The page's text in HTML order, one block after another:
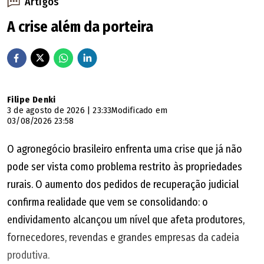
nós", completa.
A crise além da porteira
Filipe Denki
3 de agosto de 2026 | 23:33Modificado em
03/08/2026 23:58
O agronegócio brasileiro enfrenta uma crise que já não
pode ser vista como problema restrito às propriedades
rurais. O aumento dos pedidos de recuperação judicial
confirma realidade que vem se consolidando: o
endividamento alcançou um nível que afeta produtores,
fornecedores, revendas e grandes empresas da cadeia
produtiva.